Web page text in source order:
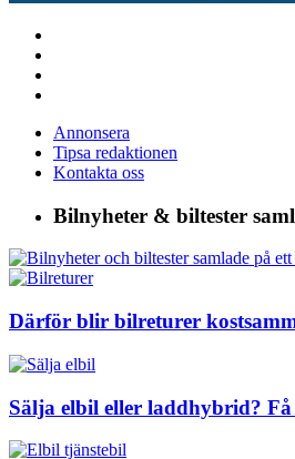
Annonsera
Tipsa redaktionen
Kontakta oss
Bilnyheter & biltester
Därför blir bilreturer
Sälja elbil eller laddhybrid? Få